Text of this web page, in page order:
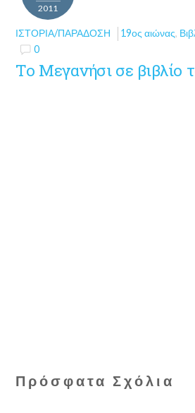
2011
ΙΣΤΟΡΊΑ/ΠΑΡΆΔΟΣΗ 19ος αιώνας,
0
Το Μεγανήσι σε βιβλίο
Πρόσφατα Σχόλια